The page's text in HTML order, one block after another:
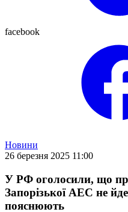
facebook
Новини
26 березня 2025 11:00
У РФ оголосили, що
Запорізької АЕС не
пояснюють